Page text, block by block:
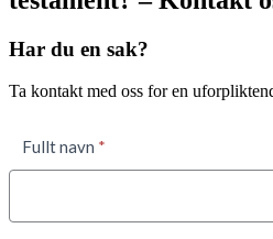
Har du en sak?
Ta kontakt med oss for en
Fullt navn *